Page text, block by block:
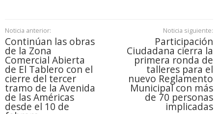
Noticia anterior:
Continúan las obras
de la Zona
Comercial Abierta
de El Tablero con el
cierre del tercer
tramo de la Avenida
de las Américas
desde el 10 de
Noticia siguiente:
Participación
Ciudadana cierra la
primera ronda de
talleres para el
nuevo Reglamento
Municipal con más
de 70 personas
implicadas